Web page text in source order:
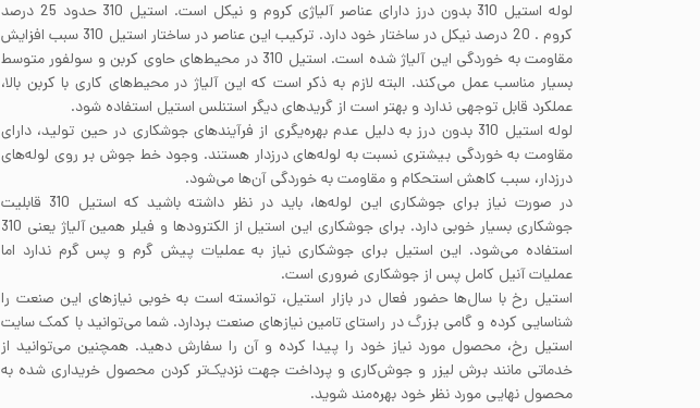
لوله استیل 310 بدون درز دارای عناصر آلیاژی کروم و نیکل است. استیل 310 حدود 25 درصد
کروم . 20 درصد نیکل در ساختار خود دارد. ترکیب این عناصر در ساختار استیل 310 سبب افزایش
مقاومت به خوردگی این آلیاژ شده است. استیل 310 در محیط‌های حاوی کربن و سولفور متوسط
بسیار مناسب عمل می‌کند. البته لازم به ذکر است که این آلیاژ در محیط‌های کاری با کربن بالا،
عملکرد قابل توجهی ندارد و بهتر است از گریدهای دیگر استنلس استیل استفاده شود.
لوله استیل 310 بدون درز به دلیل عدم بهره‌یگری از فرآیندهای جوشکاری در حین تولید، دارای
مقاومت به خوردگی بیشتری نسبت به لوله‌های درزدار هستند. وجود خط جوش بر روی لوله‌های
درزدار، سبب کاهش استحکام و مقاومت به خوردگی آن‌ها می‌شود.
در صورت نیاز برای جوشکاری این لوله‌ها، باید در نظر داشته باشید که استیل 310 قابلیت
جوشکاری بسیار خوبی دارد. برای جوشکاری این استیل از الکترودها و فیلر همین آلیاژ یعنی 310
استفاده می‌شود. این استیل برای جوشکاری نیاز به عملیات پیش گرم و پس گرم ندارد اما
عملیات آنیل کامل پس از جوشکاری ضروری است.
استیل رخ با سال‌ها حضور فعال در بازار استیل، توانسته است به خوبی نیاز‌های این صنعت را
شناسایی کرده و گامی بزرگ در راستای تامین نیاز‌های صنعت بردارد. شما می‌توانید با کمک سایت
استیل رخ، محصول مورد نیاز خود را پیدا کرده و آن‌ را سفارش دهید. همچنین می‌توانید از
خدماتی مانند برش لیزر و جوش‌کاری و پرداخت جهت نزدیک‌تر کردن محصول خریداری شده به
محصول نهایی مورد نظر خود بهره‌مند شوید.